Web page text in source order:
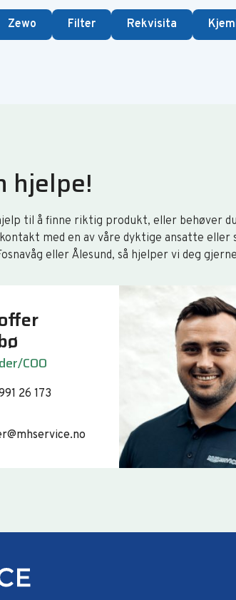
hjelpe!
til å finne riktig produkt, eller behøver
med en av våre dyktige ansatte eller
eller Ålesund, så hjelper vi deg
COO
26 173
Zewo Filter Rekvisita